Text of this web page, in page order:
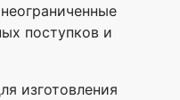
поступков и
изготовления